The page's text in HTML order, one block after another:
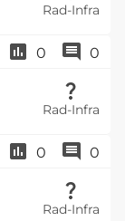
Rad-Infra
0 0
Rad-Infra
0 0
Rad-Infra